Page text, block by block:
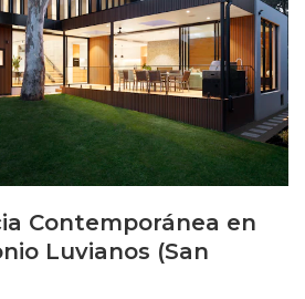
Contemporánea en
Luvianos (San